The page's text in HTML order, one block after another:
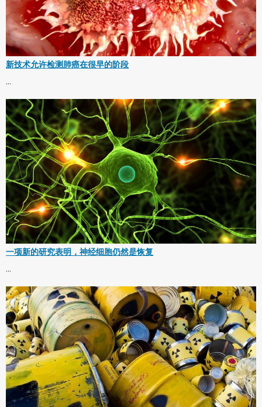
新技术允许检测肺癌在很早的阶段
...
一项新的研究表明，神经细胞仍然是恢复
...